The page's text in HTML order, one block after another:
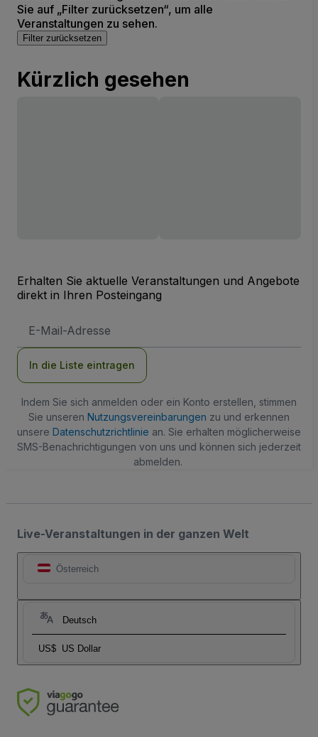
Sie auf „Filter zurücksetzen“, um alle
Veranstaltungen zu sehen.
Filter zurücksetzen
Kürzlich gesehen
Erhalten Sie aktuelle Veranstaltungen und Angebote
direkt in Ihren Posteingang
Mail-
In die Liste eintragen
Indem Sie sich anmelden oder ein Konto erstellen, stimmen
Sie unseren Nutzungsvereinbarungen zu und erkennen
unsere Datenschutzrichtlinie an. Sie erhalten möglicherweise
SMS-Benachrichtigungen von uns und können sich jederzeit
abmelden.
Live-Veranstaltungen in der ganzen Welt
Österreich
Deutsch
US$ US Dollar